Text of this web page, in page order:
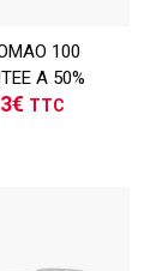
100
A 50%
TTC